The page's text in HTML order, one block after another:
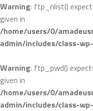
Warning: ftp_nlist()
given in
/home/users/0/
admin/includes/class-
Warning: ftp_pwd()
given in
/home/users/0/
admin/includes/class-